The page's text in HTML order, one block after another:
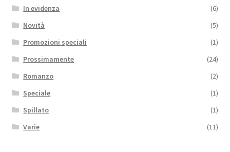
In evidenza
(6)
Novità
(5)
Promozioni speciali
(1)
Prossimamente
(24)
Romanzo
(2)
Speciale
(1)
Spillato
(1)
Varie
(11)